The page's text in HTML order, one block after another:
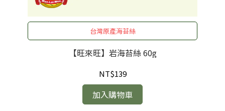
台灣原產海苔絲
【旺來旺】岩海苔絲 60g
NT$139
加入購物車